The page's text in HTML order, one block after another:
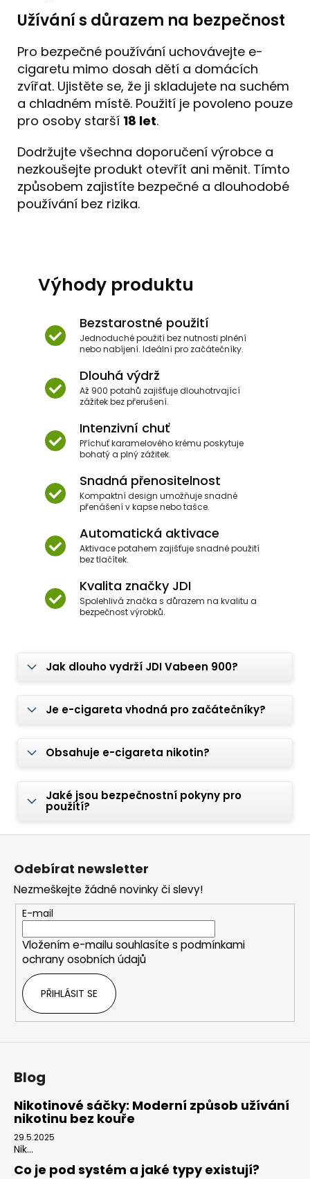
Užívání s důrazem na bezpečnost
Pro bezpečné používání uchovávejte e-
cigaretu mimo dosah dětí a domácích
zvířat. Ujistěte se, že ji skladujete na suchém
a chladném místě. Použití je povoleno pouze
pro osoby starší 18 let.
Dodržujte všechna doporučení výrobce a
nezkoušejte produkt otevřít ani měnit. Tímto
způsobem zajistíte bezpečné a dlouhodobé
používání bez rizika.
Výhody produktu
Bezstarostné použití
Jednoduché použití bez nutnosti plnění
nebo nabíjení. Ideální pro začátečníky.
Dlouhá výdrž
Až 900 potahů zajišťuje dlouhotrvající
zážitek bez přerušení.
Intenzivní chuť
Příchuť karamelového krému poskytuje
bohatý a plný zážitek.
Snadná přenositelnost
Kompaktní design umožňuje snadné
přenášení v kapse nebo tašce.
Automatická aktivace
Aktivace potahem zajišťuje snadné použití
bez tlačítek.
Kvalita značky JDI
Spolehlivá značka s důrazem na kvalitu a
bezpečnost výrobků.
Jak dlouho vydrží JDI Vabeen 900?
Je e-cigareta vhodná pro začátečníky?
Obsahuje e-cigareta nikotin?
Jaké jsou bezpečnostní pokyny pro
použití?
Z
Odebírat newsletter
Nezmeškejte žádné novinky či slevy!
E-mail
Vložením e-mailu souhlasíte s podmínkami
ochrany osobních údajů
PŘIHLÁSIT SE
Blog
Nikotinové sáčky: Moderní způsob užívání
nikotinu bez kouře
29.5.2025
Nik...
Co je pod systém a jaké typy existují?